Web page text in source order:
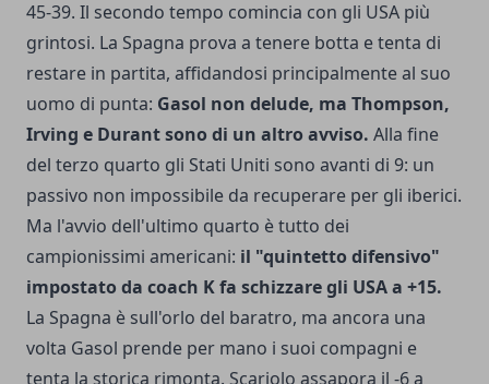
45-39. Il secondo tempo comincia con gli USA più
grintosi. La Spagna prova a tenere botta e tenta di
restare in partita, affidandosi principalmente al suo
uomo di punta: Gasol non delude, ma Thompson,
Irving e Durant sono di un altro avviso. Alla fine
del terzo quarto gli Stati Uniti sono avanti di 9: un
passivo non impossibile da recuperare per gli iberici.
Ma l'avvio dell'ultimo quarto è tutto dei
campionissimi americani: il "quintetto difensivo"
impostato da coach K fa schizzare gli USA a +15.
La Spagna è sull'orlo del baratro, ma ancora una
volta Gasol prende per mano i suoi compagni e
tenta la storica rimonta. Scariolo assapora il -6 a